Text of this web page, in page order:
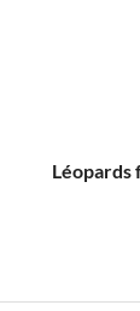
Léopards